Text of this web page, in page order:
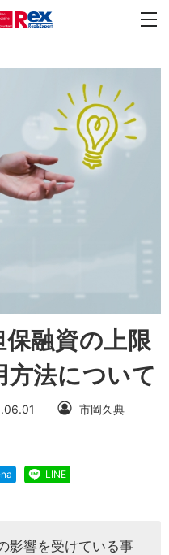
融資の上限
法について
市岡久典
LINE
影響を受けている事